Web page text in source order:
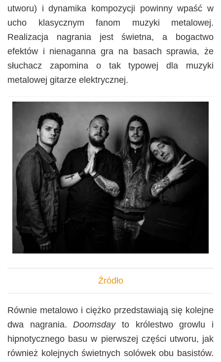
utworu) i dynamika kompozycji powinny wpaść w
ucho klasycznym fanom muzyki metalowej.
Realizacja nagrania jest świetna, a bogactwo
efektów i nienaganna gra na basach sprawia, że
słuchacz zapomina o tak typowej dla muzyki
metalowej gitarze elektrycznej.
Źródło
Równie metalowo i ciężko przedstawiają się kolejne
dwa nagrania.Doomsdayto królestwo growlu i
hipnotycznego basu w pierwszej części utworu, jak
również kolejnych świetnych solówek obu basistów.